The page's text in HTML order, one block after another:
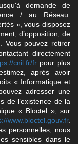
demande de
/ au Réseau.
», vous disposez
d’opposition, de
Vous pouvez retirer
directement
cnil.fr/frpour plus
après avoir
« Informatique et
adresser une
de l’existence de la
« Bloctel », sur
www.bloctel.gouv.fr.
personnelles, nous
sensibles dans le